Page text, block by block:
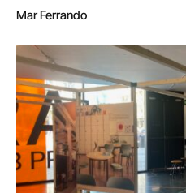
Mar Ferrando